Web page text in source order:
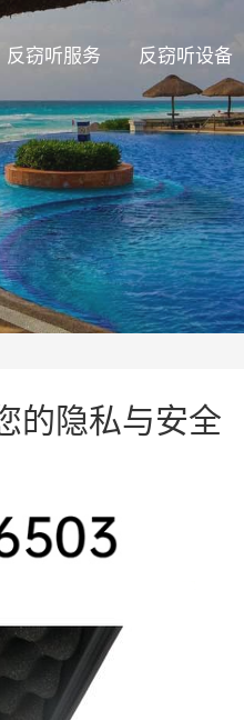
反窃听服务 反窃听设备
的隐私与安全